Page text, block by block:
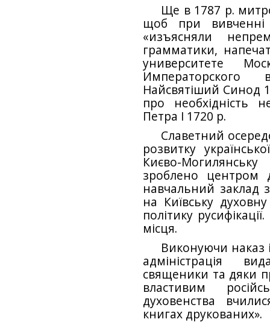
Ще в 1787 р.
щоб при вивченні
«изъясняли
грамматики,
университете
Императорского
Найсвятіший Синод
про необхідність
Петра І 1720 р.
Славетний
розвитку
Києво-
зроблено центром
навчальний заклад
на Київську
політику
місця.
Виконуючи наказ
адміністрація
священики та дяки
властивим
духовенства
книгах друкованих».